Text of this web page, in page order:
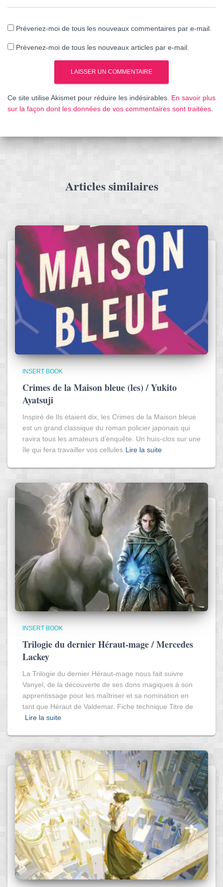
Prévenez-moi de tous les nouveaux commentaires par e-mail.
Prévenez-moi de tous les nouveaux articles par e-mail.
Ce site utilise Akismet pour réduire les indésirables. En savoir plus
sur la façon dont les données de vos commentaires sont traitées
Articles similaires
INSERT BOOK
Crimes de la Maison bleue (les) / Yukito
Ayatsuji
Inspiré de Ils étaient dix, les Crimes de la Maison bleue
est un grand classique du roman policier japonais qui
ravira tous les amateurs d’enquête. Un huis-clos sur une
île qui fera travailler vos cellules Lire la suite
INSERT BOOK
Trilogie du dernier Héraut-mage / Mercedes
Lackey
La Trilogie du dernier Héraut-mage nous fait suivre
Vanyel, de la découverte de ses dons magiques à son
apprentissage pour les maîtriser et sa nomination en
tant que Héraut de Valdemar. Fiche technique Titre de
Lire la suite